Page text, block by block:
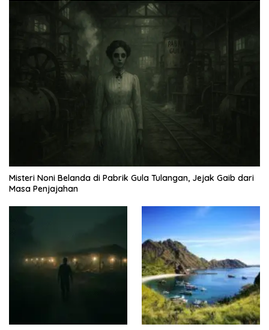
Misteri Noni Belanda di Pabrik Gula Tulangan, Jejak Gaib dari
Masa Penjajahan